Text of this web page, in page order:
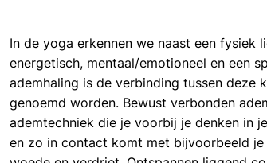
In de yoga erkennen we naast een fysiek
energetisch, mentaal/emotioneel en een
ademhaling is de verbinding tussen deze
genoemd worden. Bewust verbonden
ademtechniek die je voorbij je denken in
en zo in contact komt met bijvoorbeeld je